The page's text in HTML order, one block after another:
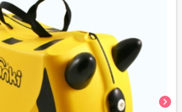
chevron_right